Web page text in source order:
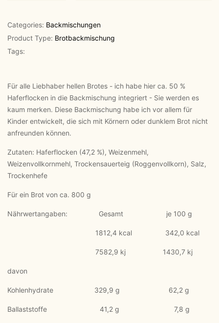
Categories: Backmischungen
Product Type: Brotbackmischung
Tags:
Für alle Liebhaber hellen Brotes - ich habe hier ca. 50 %
Haferflocken in die Backmischung integriert - Sie werden es
kaum merken. Diese Backmischung habe ich vor allem für
Kinder entwickelt, die sich mit Körnern oder dunklem Brot nicht
anfreunden können.
Zutaten: Haferflocken (47,2 %), Weizenmehl,
Weizenvollkornmehl, Trockensauerteig (Roggenvollkorn), Salz,
Trockenhefe
Für ein Brot von ca. 800 g
Nährwertangaben: Gesamt je 100 g
1812,4 kcal 342,0 kcal
7582,9 kj 1430,7 kj
davon
Kohlenhydrate 329,9 g 62,2 g
Ballaststoffe 41,2 g 7,8 g